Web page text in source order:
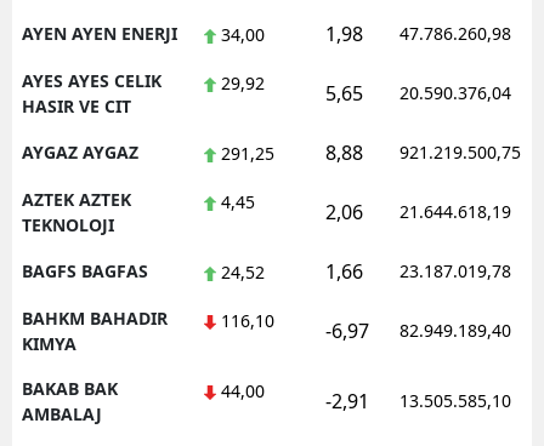
AYEN AYEN ENERJI 34,00 1,98 47.786.260,98
AYES AYES CELIK
HASIR VE CIT
29,92 5,65 20.590.376,04
AYGAZ AYGAZ 291,25 8,88 921.219.500,75
AZTEK AZTEK
TEKNOLOJI
4,45 2,06 21.644.618,19
BAGFS BAGFAS 24,52 1,66 23.187.019,78
BAHKM BAHADIR
KIMYA
116,10 -6,97 82.949.189,40
BAKAB BAK
AMBALAJ
44,00 -2,91 13.505.585,10